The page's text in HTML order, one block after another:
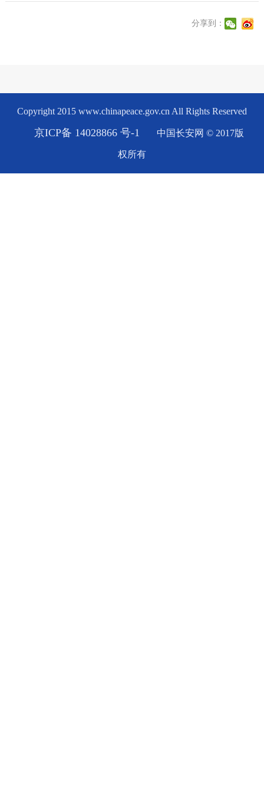
分享到：
Copyright 2015 www.chinapeace.gov.cn All Rights Reserved
京ICP备 14028866 号-1 中国长安网 © 2017版
权所有